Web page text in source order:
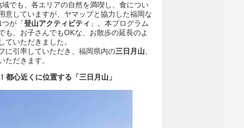
でも、各エリアの自然を満喫し、食につい
意していますが、ヤマップと協力した福岡な
つが「登山アクティビティ 」。本プログラム
も、お子さんでもOKな、お散歩の延長のよ
ていただきました。
に引率していただき、福岡県内の三日月山
ただきます。
都心近くに位置する「三日月山」